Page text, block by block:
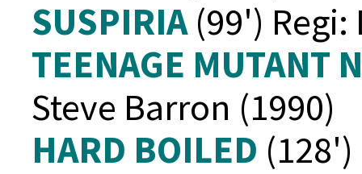
SUSPIRIA(99') Regi:
TEENAGE MUTANT
Steve Barron (1990)
HARD BOILED